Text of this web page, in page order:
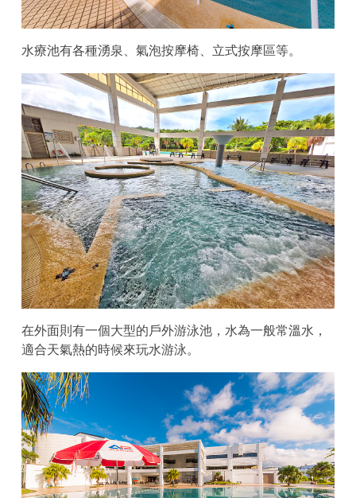
水療池有各種湧泉、氣泡按摩椅、立式按摩區等。
在外面則有一個大型的戶外游泳池，水為一般常溫水，
適合天氣熱的時候來玩水游泳。